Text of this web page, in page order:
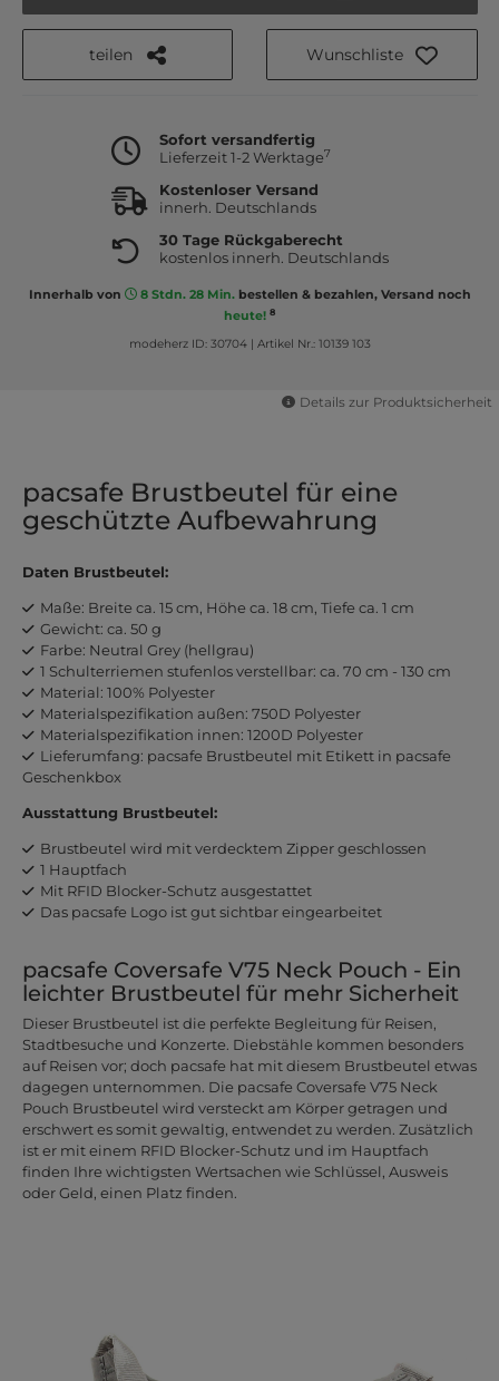
teilen Wunschliste
Sofort versandfertig
Lieferzeit 1-2 Werktage7
Kostenloser Versand
innerh. Deutschlands
30 Tage Rückgaberecht
kostenlos innerh. Deutschlands
Innerhalb von 8 Stdn. 28 Min.bestellen & bezahlen, Versand noch
heute! 8
modeherz ID: 30704| Artikel Nr.: 10139 103
Details zur Produktsicherheit
pacsafe Brustbeutel für eine
geschützte Aufbewahrung
Daten Brustbeutel:
Maße: Breite ca. 15 cm, Höhe ca. 18 cm, Tiefe ca. 1 cm
Gewicht: ca. 50 g
Farbe: Neutral Grey (hellgrau)
1 Schulterriemen stufenlos verstellbar: ca. 70 cm - 130 cm
Material: 100% Polyester
Materialspezifikation außen: 750D Polyester
Materialspezifikation innen: 1200D Polyester
Lieferumfang: pacsafe Brustbeutel mit Etikett in pacsafe
Geschenkbox
Ausstattung Brustbeutel:
Brustbeutel wird mit verdecktem Zipper geschlossen
1 Hauptfach
Mit RFID Blocker-Schutz ausgestattet
Das pacsafe Logo ist gut sichtbar eingearbeitet
pacsafe Coversafe V75 Neck Pouch - Ein
leichter Brustbeutel für mehr Sicherheit
Dieser Brustbeutel ist die perfekte Begleitung für Reisen,
Stadtbesuche und Konzerte. Diebstähle kommen besonders
auf Reisen vor; doch pacsafe hat mit diesem Brustbeutel etwas
dagegen unternommen. Die pacsafe Coversafe V75 Neck
Pouch Brustbeutel wird versteckt am Körper getragen und
erschwert es somit gewaltig, entwendet zu werden. Zusätzlich
ist er mit einem RFID Blocker-Schutz und im Hauptfach
finden Ihre wichtigsten Wertsachen wie Schlüssel, Ausweis
oder Geld, einen Platz finden.